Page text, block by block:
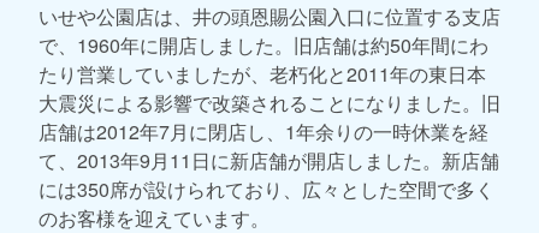
いせや公園店は、井の頭恩賜公園入口に位置する支店
で、1960年に開店しました。旧店舗は約50年間にわ
たり営業していましたが、老朽化と2011年の東日本
大震災による影響で改築されることになりました。旧
店舗は2012年7月に閉店し、1年余りの一時休業を経
て、2013年9月11日に新店舗が開店しました。新店舗
には350席が設けられており、広々とした空間で多く
のお客様を迎えています。